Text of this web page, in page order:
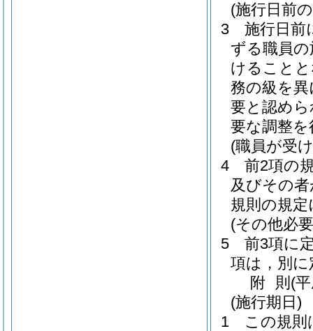
(施行日前
3
施行日前
ずる職員
けること
務の級を
要と認め
要な調整
(職員が受
4
前2項の
及びその
規則の規
(その他必
5
前3項に
項は，別
附 則 (
(施行期日)
1
この規則